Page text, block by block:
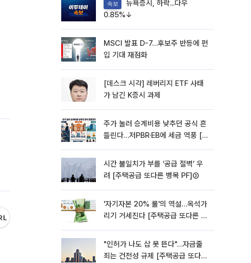
속보
0.85%↓
MSCI 발표 D-7…후보주 반등에 편
입 기대 재점화
[데스크 시각] 레버리지 ETF 사태
가 남긴 K증시 과제
주가 눌러 승계비용 낮추던 공식 흔
들린다…저PBR·EB에 세금 역풍 [기
시간 불일치가 부를 ‘공급 절벽’ 우
려 [주택공급 또다른 병목 PF]③
'자기자본 20% 룰'의 역설…옥석가
리기 거세진다 [주택공급 또다른 병
"인허가 나도 삽 못 뜬다"…자금줄
죄는 건전성 규제 [주택공급 또다른